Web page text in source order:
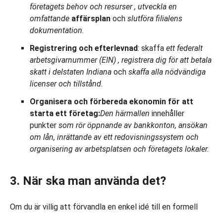
företagets behov och resurser , utveckla en
omfattande affärsplan och slutföra filialens
dokumentation.
Registrering och efterlevnad: skaffa ett federalt
arbetsgivarnummer (EIN) , registrera dig för att betala
skatt i delstaten Indiana och skaffa alla nödvändiga
licenser och tillstånd.
Organisera och förbereda ekonomin för att
starta ett företag:Den härmallen innehåller
punkter som rör öppnande av bankkonton, ansökan
om lån, inrättande av ett redovisningssystem och
organisering av arbetsplatsen och företagets lokaler.
3. När ska man använda det?
Om du är villig att förvandla en enkel idé till en formell